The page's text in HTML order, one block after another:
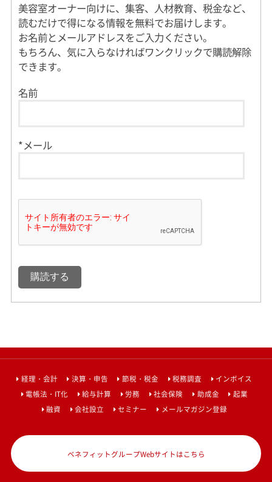
美容室オーナー向けに、集客、人材教育、税金など、
読むだけで得になる情報を無料でお届けします。
お名前とメールアドレスをご入力ください。
もちろん、気に入らなければワンクリックで購読解除
できます。
名前
*メール
経理・会計 決算・申告 節税・税金 税務調査
インボイス
電帳法・IT化
給与計算 労務 社会保険 助成金
起業
融資
会社設立 セミナー メールマガジン登録
ベネフィットグループWebサイトはこちら